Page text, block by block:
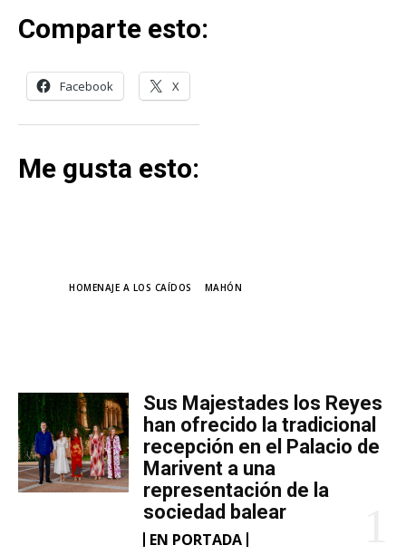
​Sus Majestades los Reyes
han ofrecido la tradicional
recepción en el Palacio de
Marivent​ a una
representación de la
sociedad balear
EN PORTADA
Comparte esto:
Facebook X
Me gusta esto:
HOMENAJE A LOS CAÍDOS MAHÓN